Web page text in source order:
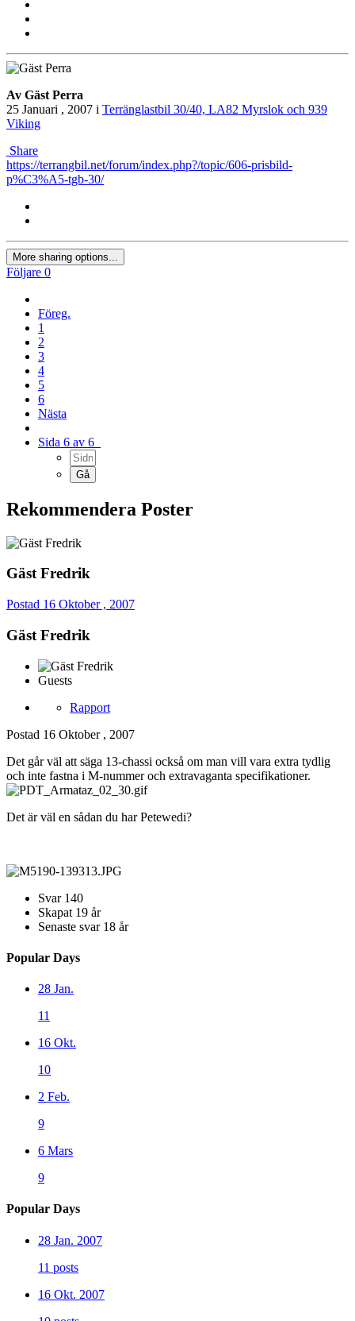
Av Gäst Perra
25 Januari , 2007 i Terränglastbil 30/40, LA82 Myrslok och 939
Viking
Share
https://terrangbil.net/forum/index.php?/topic/606-prisbild-
p%C3%A5-tgb-30/
More sharing options...
Följare 0
Föreg.
1
2
3
4
5
6
Nästa
Sida 6 av 6
Rekommendera Poster
Gäst Fredrik
Postad 16 Oktober , 2007
Gäst Fredrik
Guests
Rapport
Postad 16 Oktober , 2007
Det går väl att säga 13-chassi också om man vill vara extra tydlig
och inte fastna i M-nummer och extravaganta specifikationer.
Det är väl en sådan du har Petewedi?
Svar 140
Skapat 19 år
Senaste svar 18 år
Popular Days
28 Jan.
11
16 Okt.
10
2 Feb.
9
6 Mars
9
Popular Days
28 Jan. 2007
11 posts
16 Okt. 2007